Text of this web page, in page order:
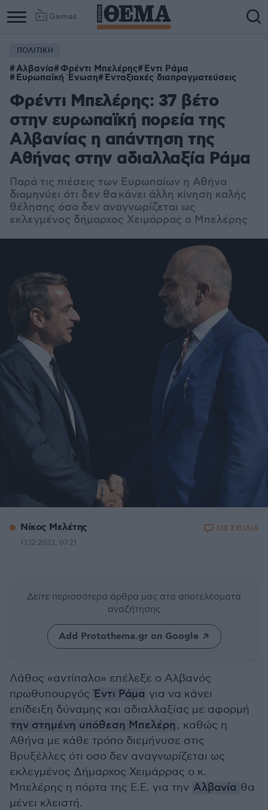
Games
ΠΟΛΙΤΙΚΗ
Αλβανία Φρέντι Μπελέρης Έντι Ράμα
Ευρωπαϊκή Ένωση Ενταξιακές διαπραγματεύσεις
Φρέντι Μπελέρης: 37 βέτο
στην ευρωπαϊκή πορεία της
Αλβανίας η απάντηση της
Αθήνας στην αδιαλλαξία Ράμα
Παρά τις πιέσεις των Ευρωπαίων η Αθήνα
διαμηνύει ότι δεν θα κάνει άλλη κίνηση καλής
θέλησης όσο δεν αναγνωρίζεται ως
εκλεγμένος δήμαρχος Χειμάρρας ο Μπελέρης
Νίκος Μελέτης
13.12.2023, 07:21
310 ΣΧΟΛΙΑ
Δείτε περισσότερα άρθρα μας στα αποτελέσματα
αναζήτησης
Add Protothema.gr on Google
Λάθος «αντίπαλο» επέλεξε ο Αλβανός
πρωθυπουργόςΈντι Ράμα για να κάνει
επίδειξη δύναμης και αδιαλλαξίας με αφορμή
την στημένη υπόθεση Μπελέρη, καθώς η
Αθήνα με κάθε τρόπο διεμήνυσε στις
Βρυξέλλες ότι οσο δεν αναγνωρίζεται ως
εκλεγμένος Δήμαρχος Χειμάρρας ο κ.
Μπελέρης η πόρτα της Ε.Ε. για την Αλβανία θα
μένει κλειστή.